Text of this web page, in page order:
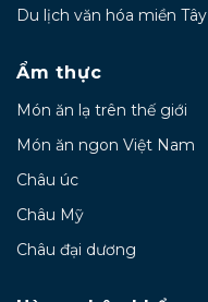
Du lịch văn hóa miền Tây
Ẩm thực
Món ăn lạ trên thế giới
Món ăn ngon Việt Nam
Châu úc
Châu Mỹ
Châu đại dương